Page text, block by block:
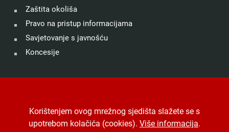
Zaštita okoliša
Pravo na pristup informacijama
Savjetovanje s javnošću
Koncesije
Digitalna pristupačnost.Jedinstveni digitalni pristupnik
Izrada, hosting i održavanjeDesk.hr.
Korištenjem ovog mrežnog sjedišta slažete se s
upotrebom kolačića (cookies). Više informacija.